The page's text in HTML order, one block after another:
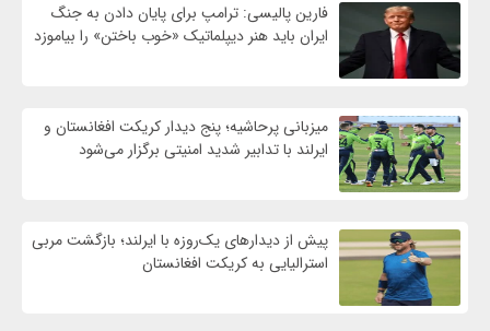
فارین پالیسی: ترامپ برای پایان دادن به جنگ
ایران باید هنر دیپلماتیک «خوب باختن» را بیاموزد
میزبانی پرحاشیه؛ پنج دیدار کریکت افغانستان و
ایرلند با تدابیر شدید امنیتی برگزار می‌شود
پیش از دیدارهای یک‌روزه با ایرلند؛ بازگشت مربی
استرالیایی به کریکت افغانستان